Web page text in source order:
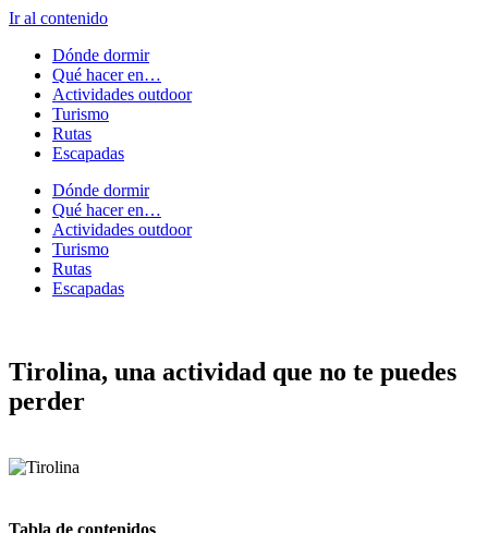
Ir al contenido
Dónde dormir
Qué hacer en…
Actividades outdoor
Turismo
Rutas
Escapadas
Dónde dormir
Qué hacer en…
Actividades outdoor
Turismo
Rutas
Escapadas
Tirolina, una actividad que no te puedes
perder
Tabla de contenidos